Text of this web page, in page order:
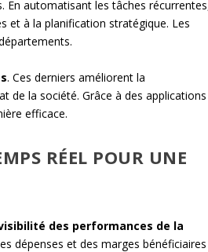
En automatisant les tâches
et à la planification stratégique. Les
. Ces derniers améliorent la
de la société. Grâce à des applications
efficace.
RÉEL POUR UNE
des performances de la
dépenses et des marges bénéficiaires